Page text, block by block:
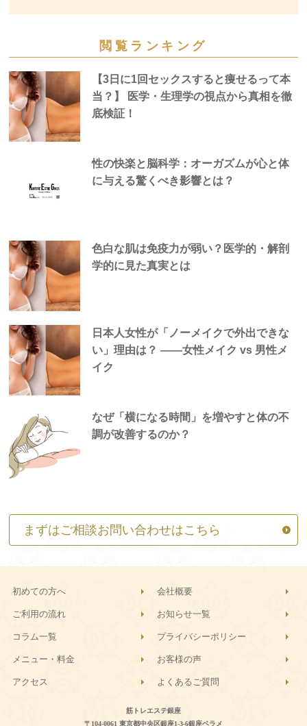
閲覧ランキング
【3日に1回セックスすると痩せるって本
当？】 医学・生理学の視点から真相を徹
底検証！
性の快楽と脳科学：オーガズムが心と体
に与える驚くべき影響とは？
色白な肌は免疫力が弱い？医学的・解剖
学的に見た真実とは
日本人女性が「ノーメイクで外出できな
い」理由は？ —―女性メイク vs 男性メ
イク
なぜ「横になる時間」を増やすと体の不
調が改善するのか？
まずはご相談お問い合わせはこちら
筋トレエステ銀座
〒104-0061 東京都中央区銀座1-3-6銀座ベラメ
初めての方へ 会社概要
ご利用の流れ お知らせ一覧
コラム一覧 プライバシーポリシー
メニュー・料金 お客様の声
アクセス よくあるご質問